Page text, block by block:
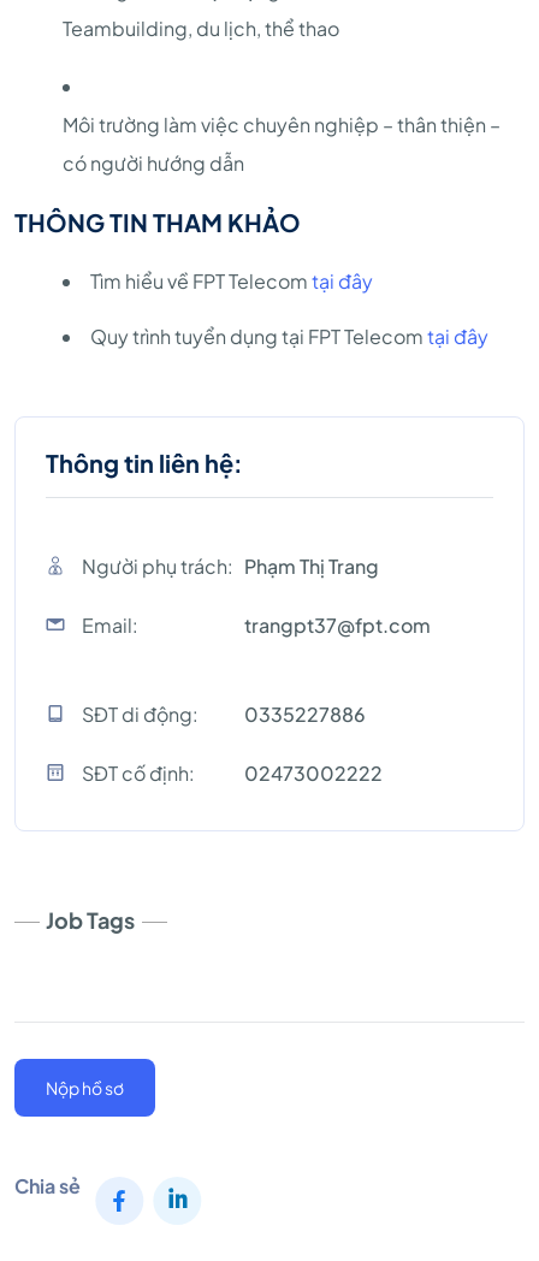
Teambuilding, du lịch, thể thao
Môi trường làm việc chuyên nghiệp – thân thiện –
có người hướng dẫn
THÔNG TIN THAM KHẢO
Tìm hiểu về FPT Telecomtại đây
Quy trình tuyển dụng tại FPT Telecomtại đây
Thông tin liên hệ:
Người phụ trách: Phạm Thị Trang
Email: trangpt37@fpt.com
SĐT di động: 0335227886
SĐT cố định: 02473002222
Job Tags
Nộp hồ sơ
Chia sẻ